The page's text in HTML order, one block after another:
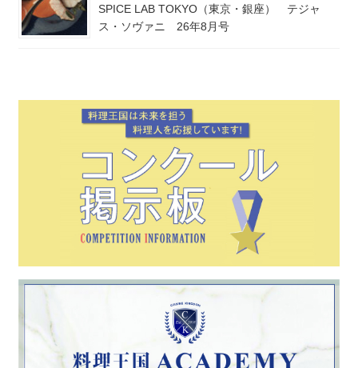
SPICE LAB TOKYO（東京・銀座） テジャ
ス・ソヴァニ 26年8月号